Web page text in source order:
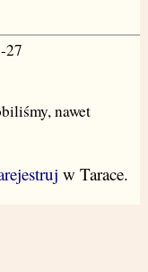
27
nawet
w Tarace.